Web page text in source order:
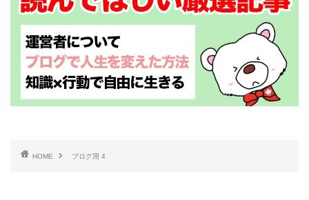
HOME ブログ用 4